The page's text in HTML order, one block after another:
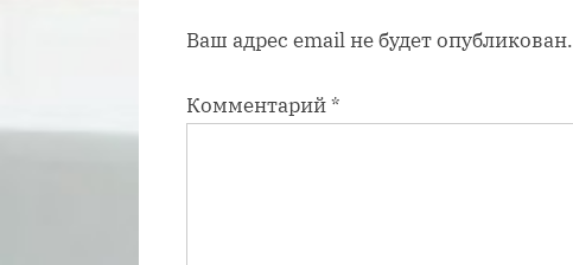
п
с
Ваш адрес email не будет опубликован.
Комментарий*